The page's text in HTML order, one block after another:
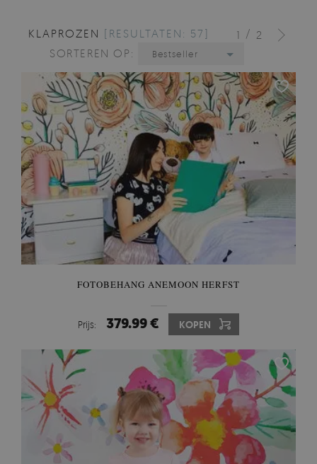
1 / 2
KLAPROZEN [RESULTATEN: 57]
SORTEREN OP:
Bestseller
FOTOBEHANG ANEMOON HERFST
Prijs: 379.99 € KOPEN